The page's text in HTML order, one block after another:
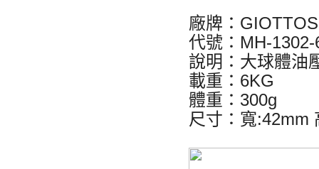
廠牌：GIOTTOS
代號：MH-1302-
說明：大球體油
載重：6KG
體重：300g
尺寸：寬:42mm